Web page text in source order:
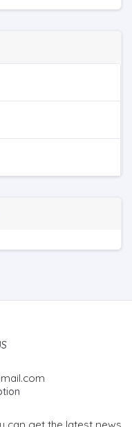
can get the latest news